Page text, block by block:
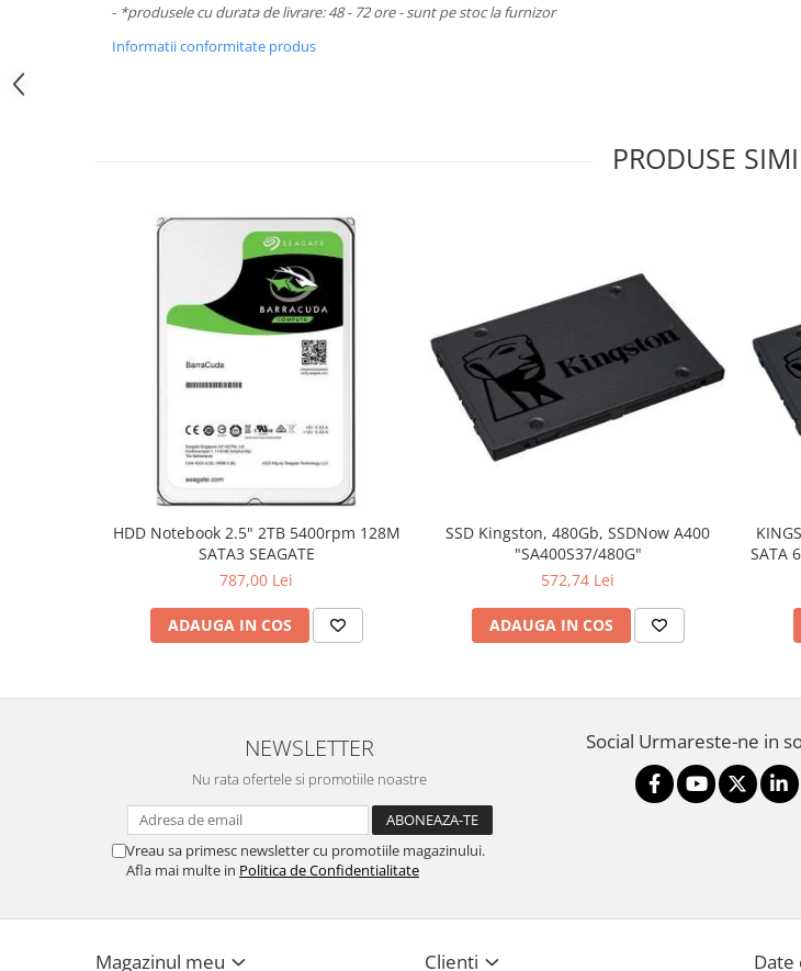
Boxe
Componente Server
Retelistica & Supraveghere
Multifunctionale
Imprimante
Imprimante 3D
- *produsele cu durata de livrare: 48 - 72 ore - sunt pe stoc la furnizor
Informatii conformitate produs
PRODUSE
HDD Notebook 2.5" 2TB 5400rpm 128M
SATA3 SEAGATE
787,00 Lei
ADAUGA IN COS
SSD Kingston, 480Gb, SSDNow A400
"SA400S37/480G"
572,74 Lei
ADAUGA IN COS
SATA
NEWSLETTER
Nu rata ofertele si promotiile noastre
Vreau sa primesc newsletter cu promotiile magazinului.
Afla mai multe in Politica de Confidentialitate
Social Urmareste-ne in
Magazinul meu Clienti Date